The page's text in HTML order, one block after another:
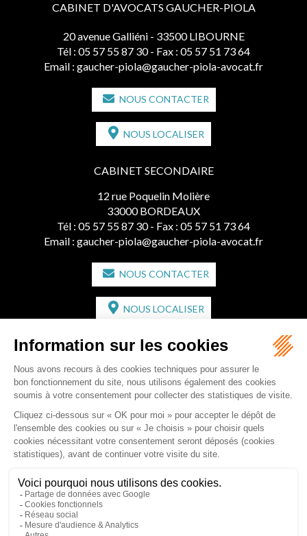
CABINET D'AVOCATS GAUCHER-PIOLA
20 avenue Galliéni - 33500 LIBOURNE
Tél : 05 57 55 87 30 - Fax : 05 57 51 73 64
Email : gaucher-piola@gaucher-piola-avocat.fr
NOUS CONTACTER
NOUS LOCALISER
CABINET SECONDAIRE
12 rue Poquelin Molière
33000 BORDEAUX
Tél : 05 57 55 87 30 - Fax : 05 57 51 73 64
Email : gaucher-piola@gaucher-piola-avocat.fr
NOUS CONTACTER
NOUS LOCALISER
CABINET SECONDAIRE
2 bis Avenue de l'Europe
33350 ST MAGNE-DE-CASTILLON
Tél :05 57 55 87 30 - Fax : 05 57 51 73 64
Email :gaucher-piola@gaucher-piola-avocat.fr
NOUS CONTACTER
NOUS LOCALISER